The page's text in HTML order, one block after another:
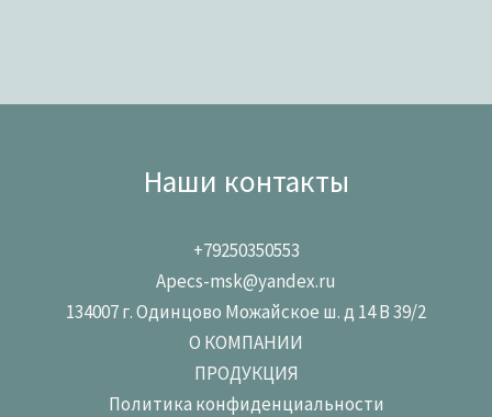
Наши контакты
+79250350553
Apecs-msk@yandex.ru
134007 г. Одинцово Можайское ш. д 14 В 39/2
О КОМПАНИИ
ПРОДУКЦИЯ
Политика конфиденциальности